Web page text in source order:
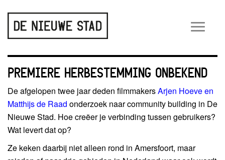
PREMIERE HERBESTEMMING ONBEKEND
De afgelopen twee jaar deden filmmakersArjen Hoeve en
Matthijs de Raad onderzoek naar community building in De
Nieuwe Stad. Hoe creëer je verbinding tussen gebruikers?
Wat levert dat op?
Ze keken daarbij niet alleen rond in Amersfoort, maar